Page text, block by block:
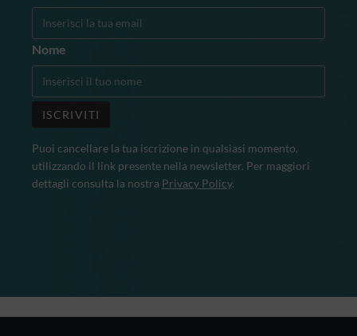
Nome
Puoi cancellare la tua iscrizione in qualsiasi momento,
utilizzando il link presente nella newsletter. Per maggiori
dettagli consulta la nostra Privacy Policy.